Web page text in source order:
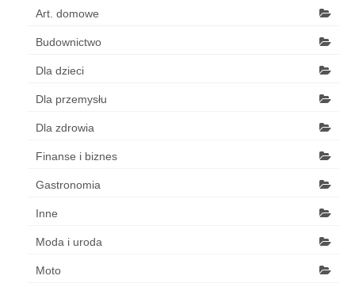
Art. domowe
Budownictwo
Dla dzieci
Dla przemysłu
Dla zdrowia
Finanse i biznes
Gastronomia
Inne
Moda i uroda
Moto